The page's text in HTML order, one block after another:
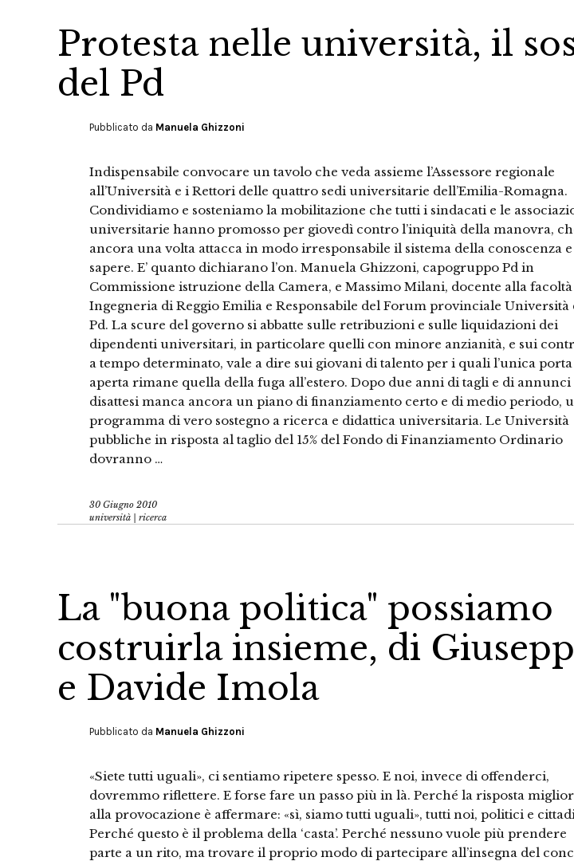
Protesta nelle università, il
del Pd
Pubblicato da Manuela Ghizzoni
Indispensabile convocare un tavolo che veda assieme l’Assessore regionale
all’Università e i Rettori delle quattro sedi universitarie dell’Emilia-Romagna.
Condividiamo e sosteniamo la mobilitazione che tutti i sindacati e le
universitarie hanno promosso per giovedì contro l’iniquità della manovra,
ancora una volta attacca in modo irresponsabile il sistema della conoscenza
sapere. E’ quanto dichiarano l’on. Manuela Ghizzoni, capogruppo Pd in
Commissione istruzione della Camera, e Massimo Milani, docente alla
Ingegneria di Reggio Emilia e Responsabile del Forum provinciale Università
Pd. La scure del governo si abbatte sulle retribuzioni e sulle liquidazioni dei
dipendenti universitari, in particolare quelli con minore anzianità, e sui
a tempo determinato, vale a dire sui giovani di talento per i quali l’unica porta
aperta rimane quella della fuga all’estero. Dopo due anni di tagli e di annunci
disattesi manca ancora un piano di finanziamento certo e di medio periodo,
programma di vero sostegno a ricerca e didattica universitaria. Le Università
pubbliche in risposta al taglio del 15% del Fondo di Finanziamento Ordinario
dovranno …
30 Giugno 2010
università | ricerca
La "buona politica" possiamo
costruirla insieme, di
e Davide Imola
Pubblicato da Manuela Ghizzoni
«Siete tutti uguali», ci sentiamo ripetere spesso. E noi, invece di offenderci,
dovremmo riflettere. E forse fare un passo più in là. Perché la risposta
alla provocazione è affermare: «sì, siamo tutti uguali», tutti noi, politici e
Perché questo è il problema della ‘casta’. Perché nessuno vuole più prendere
parte a un rito, ma trovare il proprio modo di partecipare all’insegna del